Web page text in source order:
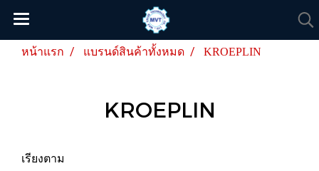
หน้าแรก แบรนด์สินค้าทั้งหมด KROEPLIN
KROEPLIN
เรียงตาม